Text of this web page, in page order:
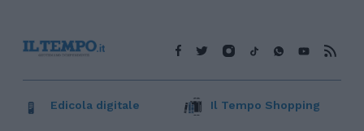
Edicola digitale Il Tempo Shopping